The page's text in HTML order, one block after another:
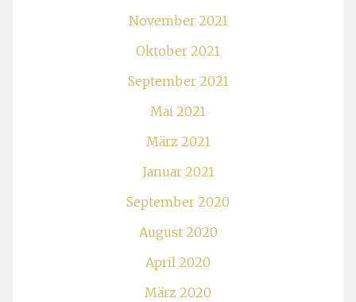
November 2021
Oktober 2021
September 2021
Mai 2021
März 2021
Januar 2021
September 2020
August 2020
April 2020
März 2020